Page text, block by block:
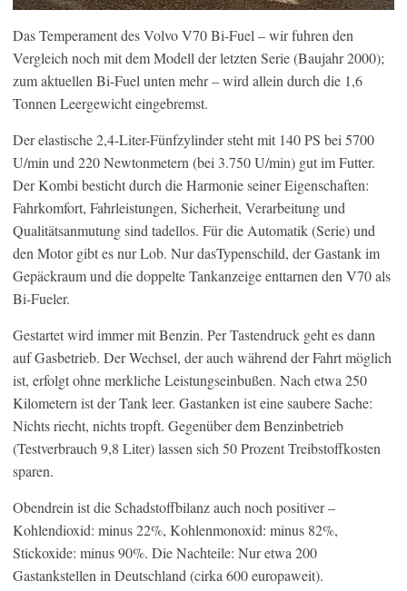
Das Temperament des Volvo V70 Bi-Fuel – wir fuhren den
Vergleich noch mit dem Modell der letzten Serie (Baujahr 2000);
zum aktuellen Bi-Fuel unten mehr – wird allein durch die 1,6
Tonnen Leergewicht eingebremst.
Der elastische 2,4-Liter-Fünfzylinder steht mit 140 PS bei 5700
U/min und 220 Newtonmetern (bei 3.750 U/min) gut im Futter.
Der Kombi besticht durch die Harmonie seiner Eigenschaften:
Fahrkomfort, Fahrleistungen, Sicherheit, Verarbeitung und
Qualitätsanmutung sind tadellos. Für die Automatik (Serie) und
den Motor gibt es nur Lob. Nur dasTypenschild, der Gastank im
Gepäckraum und die doppelte Tankanzeige enttarnen den V70 als
Bi-Fueler.
Gestartet wird immer mit Benzin. Per Tastendruck geht es dann
auf Gasbetrieb. Der Wechsel, der auch während der Fahrt möglich
ist, erfolgt ohne merkliche Leistungseinbußen. Nach etwa 250
Kilometern ist der Tank leer. Gastanken ist eine saubere Sache:
Nichts riecht, nichts tropft. Gegenüber dem Benzinbetrieb
(Testverbrauch 9,8 Liter) lassen sich 50 Prozent Treibstoffkosten
sparen.
Obendrein ist die Schadstoffbilanz auch noch positiver –
Kohlendioxid: minus 22%, Kohlenmonoxid: minus 82%,
Stickoxide: minus 90%. Die Nachteile: Nur etwa 200
Gastankstellen in Deutschland (cirka 600 europaweit).